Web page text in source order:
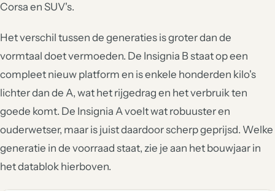
Corsa en SUV's.
Het verschil tussen de generaties is groter dan de
vormtaal doet vermoeden. De Insignia B staat op een
compleet nieuw platform en is enkele honderden kilo's
lichter dan de A, wat het rijgedrag en het verbruik ten
goede komt. De Insignia A voelt wat robuuster en
ouderwetser, maar is juist daardoor scherp geprijsd. Welke
generatie in de voorraad staat, zie je aan het bouwjaar in
het datablok hierboven.